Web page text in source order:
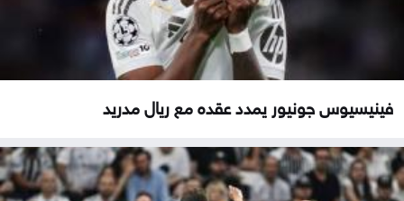
فينيسيوس جونيور يمدد عقده مع ريال مدريد